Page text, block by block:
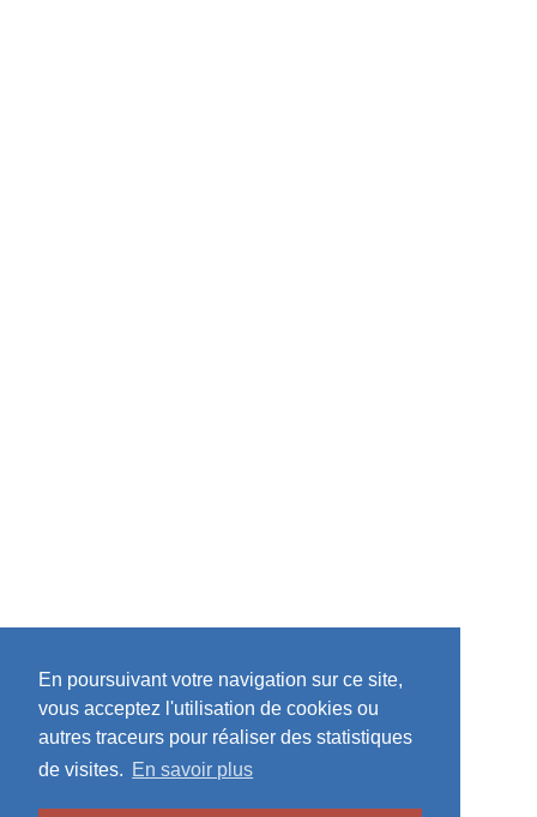
En poursuivant votre navigation sur ce site,
vous acceptez l'utilisation de cookies ou
autres traceurs pour réaliser des statistiques
de visites. En savoir plus